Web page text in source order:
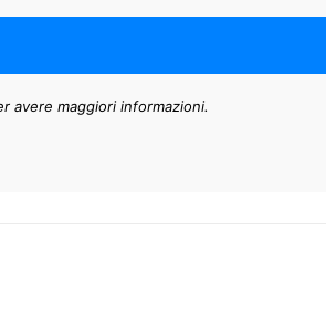
avere maggiori informazioni.